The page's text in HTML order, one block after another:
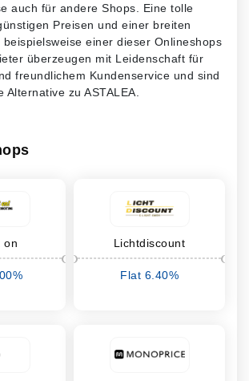
auch für andere Shops. Eine tolle
Preisen und einer breiten
beispielsweise einer dieser Onlineshops
überzeugen mit Leidenschaft für
freundlichem Kundenservice und sind
zu ASTALEA.
on Lichtdiscount
Flat 6.40%